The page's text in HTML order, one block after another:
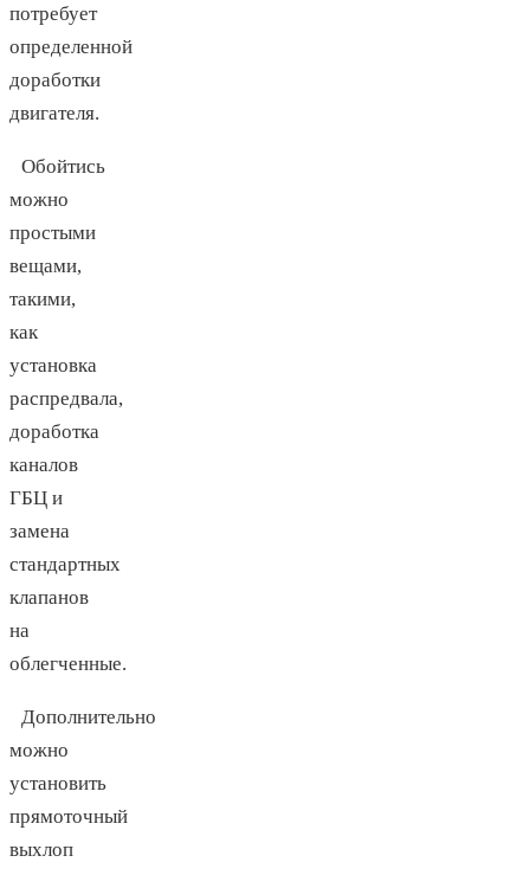
потребует
определенной
доработки
двигателя.
Обойтись
можно
простыми
вещами,
такими,
как
установка
распредвала,
доработка
каналов
ГБЦ и
замена
стандартных
клапанов
на
облегченные.
Дополнительно
можно
установить
прямоточный
выхлоп